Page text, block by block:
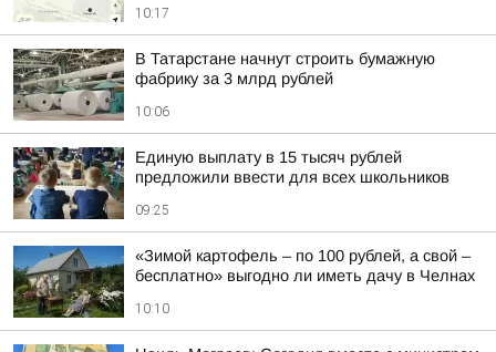
10:17
В Татарстане начнут строить бумажную
фабрику за 3 млрд рублей
10:06
Единую выплату в 15 тысяч рублей
предложили ввести для всех школьников
09:25
«Зимой картофель – по 100 рублей, а свой –
бесплатно» выгодно ли иметь дачу в Челнах
10:10